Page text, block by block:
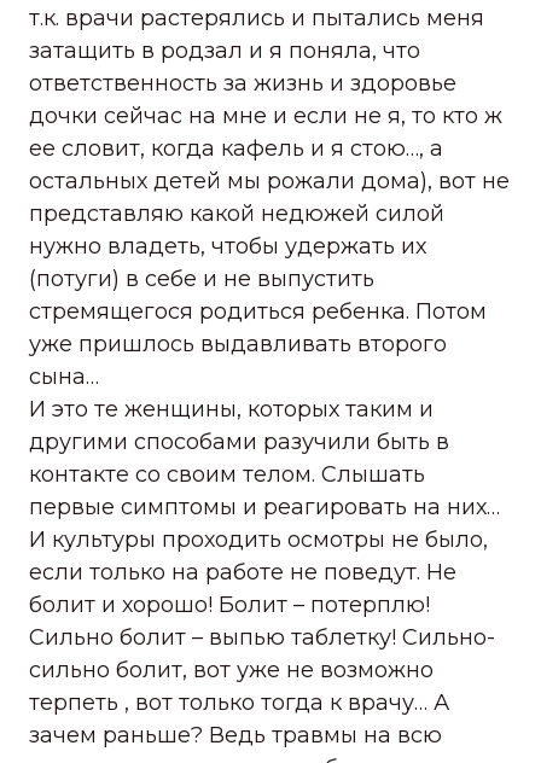
т.к. врачи растерялись и пытались меня
затащить в родзал и я поняла, что
ответственность за жизнь и здоровье
дочки сейчас на мне и если не я, то кто ж
ее словит, когда кафель и я стою…, а
остальных детей мы рожали дома), вот не
представляю какой недюжей силой
нужно владеть, чтобы удержать их
(потуги) в себе и не выпустить
стремящегося родиться ребенка. Потом
уже пришлось выдавливать второго
сына…
И это те женщины, которых таким и
другими способами разучили быть в
контакте со своим телом. Слышать
первые симптомы и реагировать на них…
И культуры проходить осмотры не было,
если только на работе не поведут. Не
болит и хорошо! Болит – потерплю!
Сильно болит – выпью таблетку! Сильно-
сильно болит, вот уже не возможно
терпеть , вот только тогда к врачу… А
зачем раньше? Ведь травмы на всю